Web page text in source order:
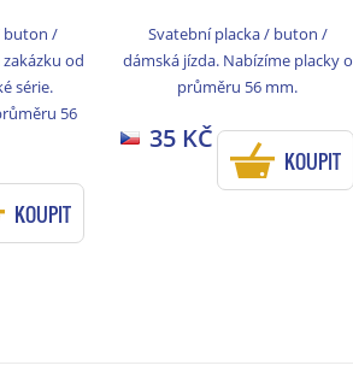
buton /
od
série.
56
KOUPIT
Svatební placka / buton /
dámská jízda. Nabízíme placky o
průměru 56 mm.
35 KČ
KOUPIT